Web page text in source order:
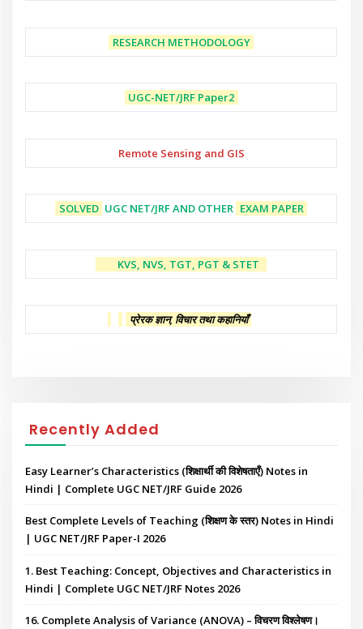
RESEARCH METHODOLOGY
UGC-NET/JRF Paper2
Remote Sensing and GIS
SOLVED UGC NET/JRF AND OTHER EXAM PAPER
KVS, NVS, TGT, PGT & STET
प्रेरक ज्ञान, विचार तथा कहानियाँ
Recently Added
Easy Learner’s Characteristics (शिक्षार्थी की विशेषताएँ) Notes in
Hindi | Complete UGC NET/JRF Guide 2026
Best Complete Levels of Teaching (शिक्षण के स्तर) Notes in Hindi
| UGC NET/JRF Paper-I 2026
1. Best Teaching: Concept, Objectives and Characteristics in
Hindi | Complete UGC NET/JRF Notes 2026
16. Complete Analysis of Variance (ANOVA) – विचरण विश्लेषण।